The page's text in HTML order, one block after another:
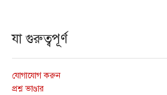
যা গুরুত্বপূর্ণ
যোগাযোগ করুন
প্রশ্ন ভাণ্ডার